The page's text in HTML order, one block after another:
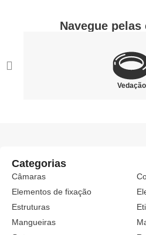
de fixação
Navegue
Vedação
Categorias
Câmaras
Elementos de fixação
Estruturas
Mangueiras